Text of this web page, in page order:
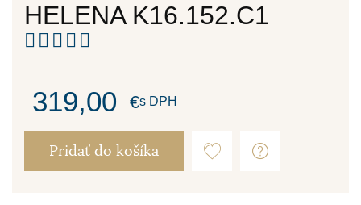
HELENA K16.152.C1
319,00 €s DPH
Pridať do košíka